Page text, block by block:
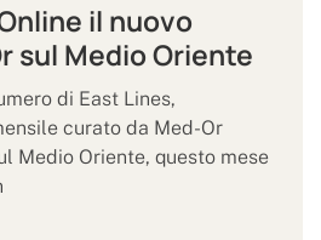
il nuovo
sul Medio Oriente
di East Lines,
curato da Med-Or
Medio Oriente, questo mese